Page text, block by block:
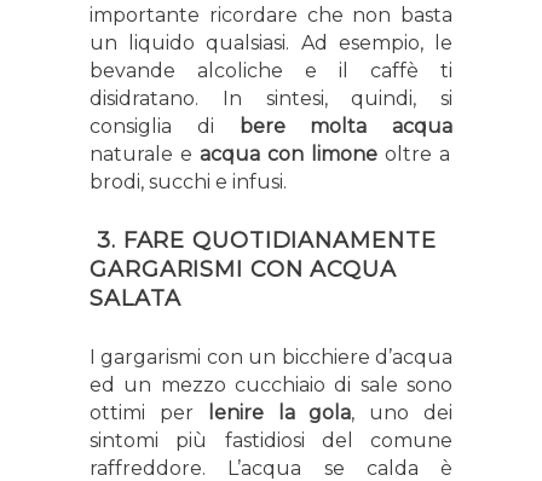
importante ricordare che non basta
un liquido qualsiasi. Ad esempio, le
bevande alcoliche e il caffè ti
disidratano. In sintesi, quindi, si
consiglia di bere molta acqua
naturale e acqua con limone oltre a
brodi, succhi e infusi.
3. FARE QUOTIDIANAMENTE
GARGARISMI CON ACQUA
SALATA
I gargarismi con un bicchiere d’acqua
ed un mezzo cucchiaio di sale sono
ottimi per
lenire la gola, uno dei
sintomi più fastidiosi del comune
raffreddore. L’acqua se calda è